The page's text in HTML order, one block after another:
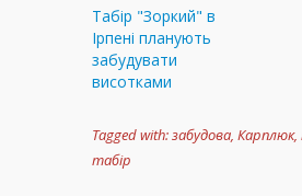
Табір "Зоркий" в
Ірпені планують
забудувати
висотками
Tagged with:забудова, Карплюк,
табір